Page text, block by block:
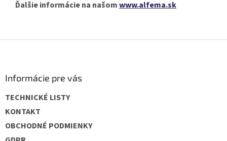
Ďalšie informácie na našomwww.alfema.sk
Informácie pre vás
TECHNICKÉ LISTY
KONTAKT
OBCHODNÉ PODMIENKY